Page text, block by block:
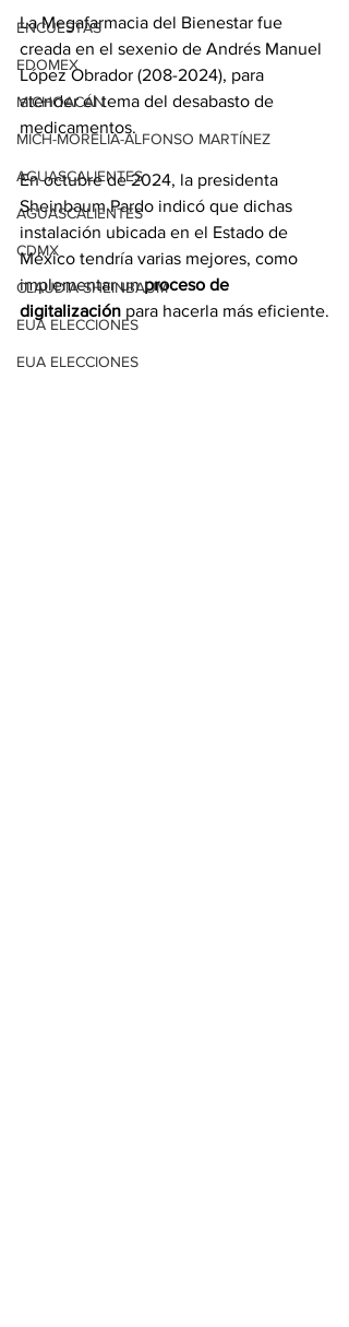
ENCUESTAS
EDOMEX
MICHOACÁN
MICH-MORELIA-ALFONSO MARTÍNEZ
AGUASCALIENTES
AGUASCALIENTES
CDMX
CLAUDIA SHEINBAUM
EUA ELECCIONES
EUA ELECCIONES
La Megafarmacia del Bienestar fue
creada en el sexenio de Andrés Manuel
López Obrador (208-2024), para
atender el tema del desabasto de
medicamentos.
En octubre de 2024, la presidenta
Sheinbaum Pardo indicó que dichas
instalación ubicada en el Estado de
México tendría varias mejores, como
implementar un proceso de
digitalización para hacerla más eficiente.